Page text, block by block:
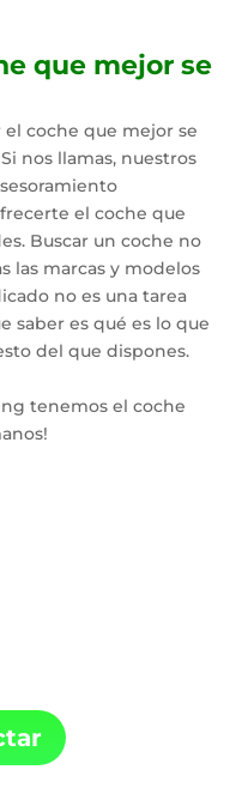
que mejor se
el coche que mejor se
nos llamas, nuestros
el coche que
Buscar un coche no
las marcas y modelos
no es una tarea
saber es qué es lo que
del que dispones.
tenemos el coche